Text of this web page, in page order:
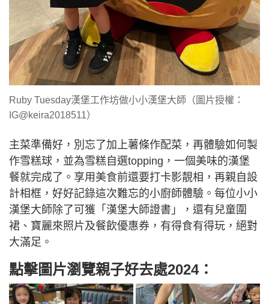
Ruby Tuesday漢堡工作坊做小小漢堡大師（圖片授權：
IG@keira2018511）
主菜準備好，別忘了加上薯條作配菜，再體驗如何製
作雪糕球，並為雪糕自選topping，一個美味的漢堡
餐就完成了。享用美食前還要打卡影靚相，再親自設
計相框，好好記錄這次難忘的小廚師體驗。每位小小
漢堡大師除了可獲「漢堡大師證書」，還有兒童圍
裙、寶麗來照片及餐飲優惠券，有得食有得玩，絕對
大滿足。
點擊圖片瀏覽親子好去處2024：